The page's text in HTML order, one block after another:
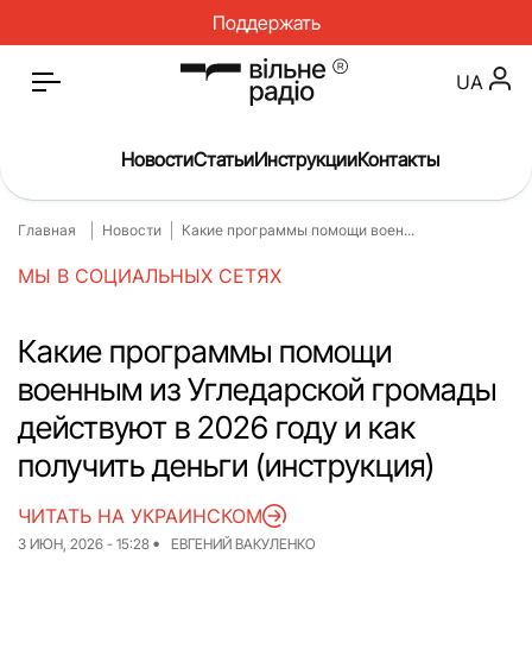
Поддержать
Главная
О нас
Инструкции
Спорт
Интервью
Досье
Репортаж
Блог
Проекты
Спецпроекты
Архив проектов
UA
НовостиСтатьиИнструкцииКонтакты
Главная Новости Какие программы помощи воен...
МЫ В СОЦИАЛЬНЫХ СЕТЯХ
Какие программы помощи
военным из Угледарской громады
действуют в 2026 году и как
получить деньги (инструкция)
3 ИЮН, 2026 - 15:28 ЕВГЕНИЙ ВАКУЛЕНКО
ЧИТАТЬ НА УКРАИНСКОМ